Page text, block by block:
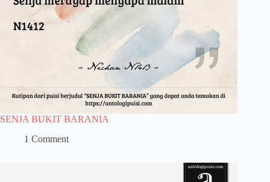
SENJA BUKIT BARANIA
1 Comment